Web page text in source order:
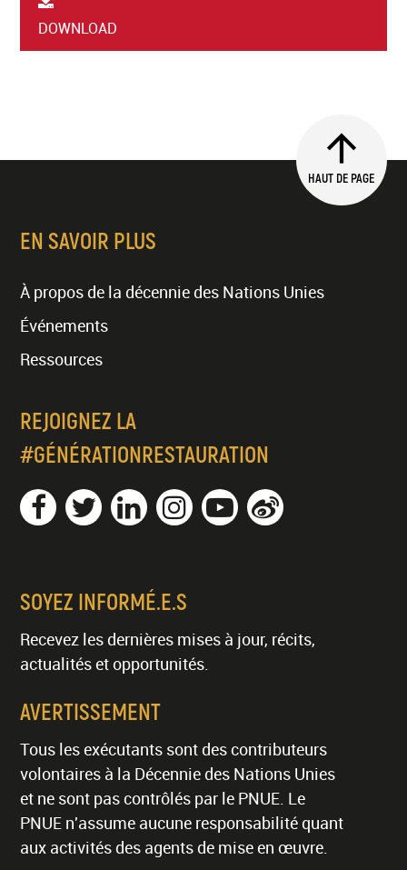
DOWNLOAD
HAUT DE PAGE
EN SAVOIR PLUS
À propos de la décennie des Nations Unies
Événements
Ressources
REJOIGNEZ LA
#GÉNÉRATIONRESTAURATION
SOYEZ INFORMÉ.E.S
Recevez les dernières mises à jour, récits,
actualités et opportunités.
AVERTISSEMENT
Tous les exécutants sont des contributeurs
volontaires à la Décennie des Nations Unies
et ne sont pas contrôlés par le PNUE. Le
PNUE n'assume aucune responsabilité quant
aux activités des agents de mise en œuvre.